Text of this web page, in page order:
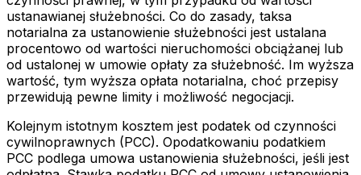
ustanawianej służebności. Co do zasady, taksa
notarialna za ustanowienie służebności jest ustalana
procentowo od wartości nieruchomości obciążanej lub
od ustalonej w umowie opłaty za służebność. Im wyższa
wartość, tym wyższa opłata notarialna, choć przepisy
przewidują pewne limity i możliwość negocjacji.
Kolejnym istotnym kosztem jest podatek od czynności
cywilnoprawnych (PCC). Opodatkowaniu podatkiem
PCC podlega umowa ustanowienia służebności, jeśli jest